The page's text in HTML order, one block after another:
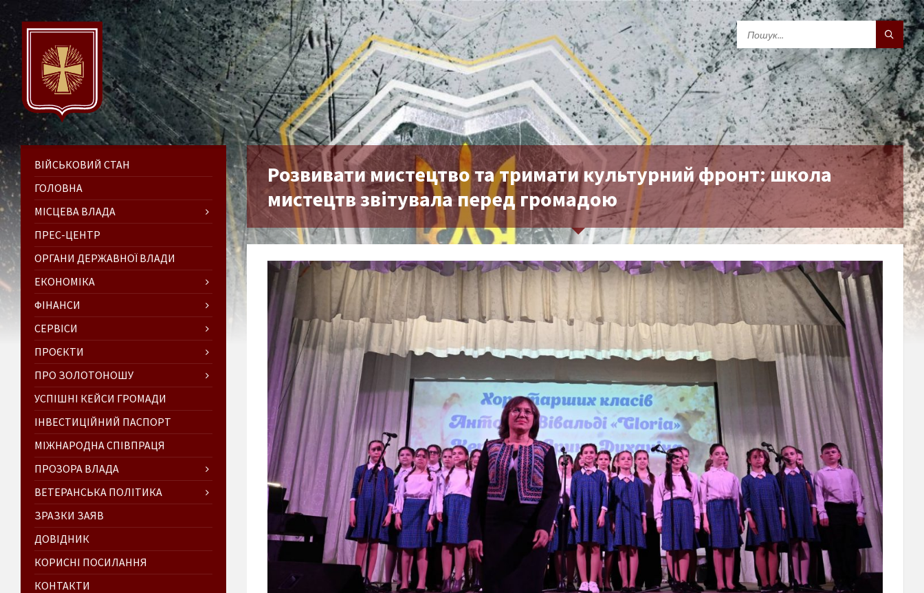
Розвивати мистецтво та тримати культурний фронт: школа
мистецтв звітувала перед громадою
ВІЙСЬКОВИЙ СТАН
ГОЛОВНА
МІСЦЕВА ВЛАДА
ПРЕС-ЦЕНТР
ОРГАНИ ДЕРЖАВНОЇ ВЛАДИ
ЕКОНОМІКА
ФІНАНСИ
СЕРВІСИ
ПРОЄКТИ
ПРО ЗОЛОТОНОШУ
УСПІШНІ КЕЙСИ ГРОМАДИ
ІНВЕСТИЦІЙНИЙ ПАСПОРТ
МІЖНАРОДНА СПІВПРАЦЯ
ПРОЗОРА ВЛАДА
ВЕТЕРАНСЬКА ПОЛІТИКА
ЗРАЗКИ ЗАЯВ
ДОВІДНИК
КОРИСНІ ПОСИЛАННЯ
КОНТАКТИ